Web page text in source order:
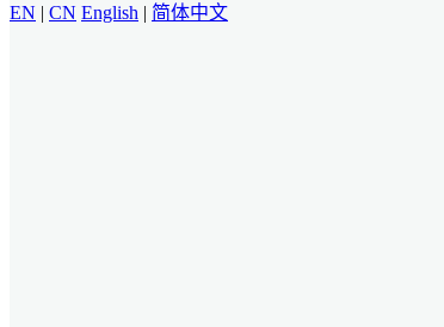
EN | CN English | 简体中文